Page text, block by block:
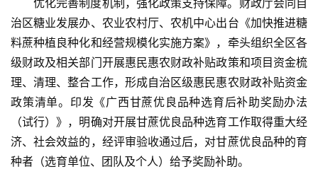
治区糖业发展办、农业农村厅、农机中心出台《加快推进糖
料蔗种植良种化和经营规模化实施方案》，牵头组织全区各
级财政及相关部门开展惠民惠农财政补贴政策和项目资金梳
理、清理、整合工作，形成自治区级惠民惠农财政补贴资金
政策清单。印发《广西甘蔗优良品种选育后补助奖励办法
（试行）》，明确对开展甘蔗优良品种选育工作取得重大经
济、社会效益的，经评审验收通过后，对甘蔗优良品种的育
种者（选育单位、团队及个人）给予奖励补助。